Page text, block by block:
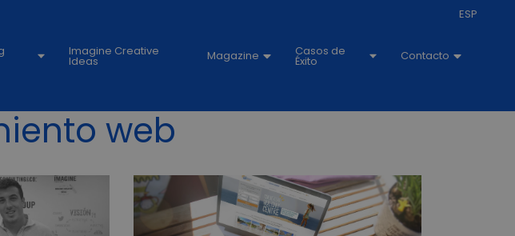
Imagine Creative
Ideas Magazine Casos de
Éxito Contacto
ESP
web